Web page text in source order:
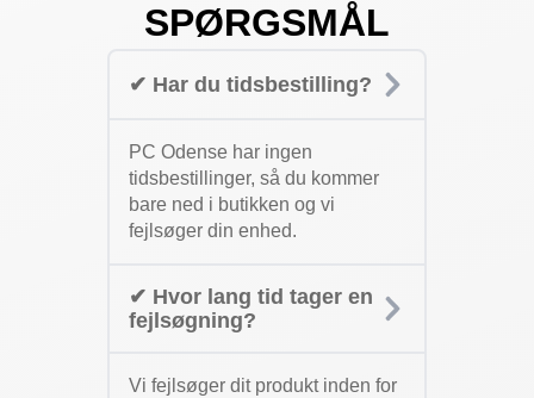
SPØRGSMÅL
✔ Har du tidsbestilling?
PC Odense har ingen
tidsbestillinger, så du kommer
bare ned i butikken og vi
fejlsøger din enhed.
✔ Hvor lang tid tager en
fejlsøgning?
Vi fejlsøger dit produkt inden for